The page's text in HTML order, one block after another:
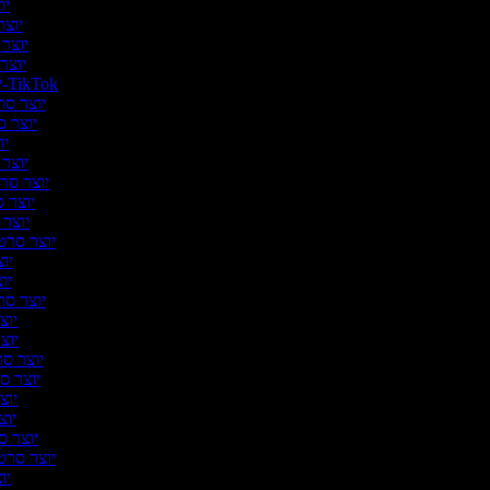
יוצר סרטונים ל-TikTok
יוצר
יוצר
יוצר
יוצר
יוצר
יוצר
יוצר
יוצר
יוצר
יוצר